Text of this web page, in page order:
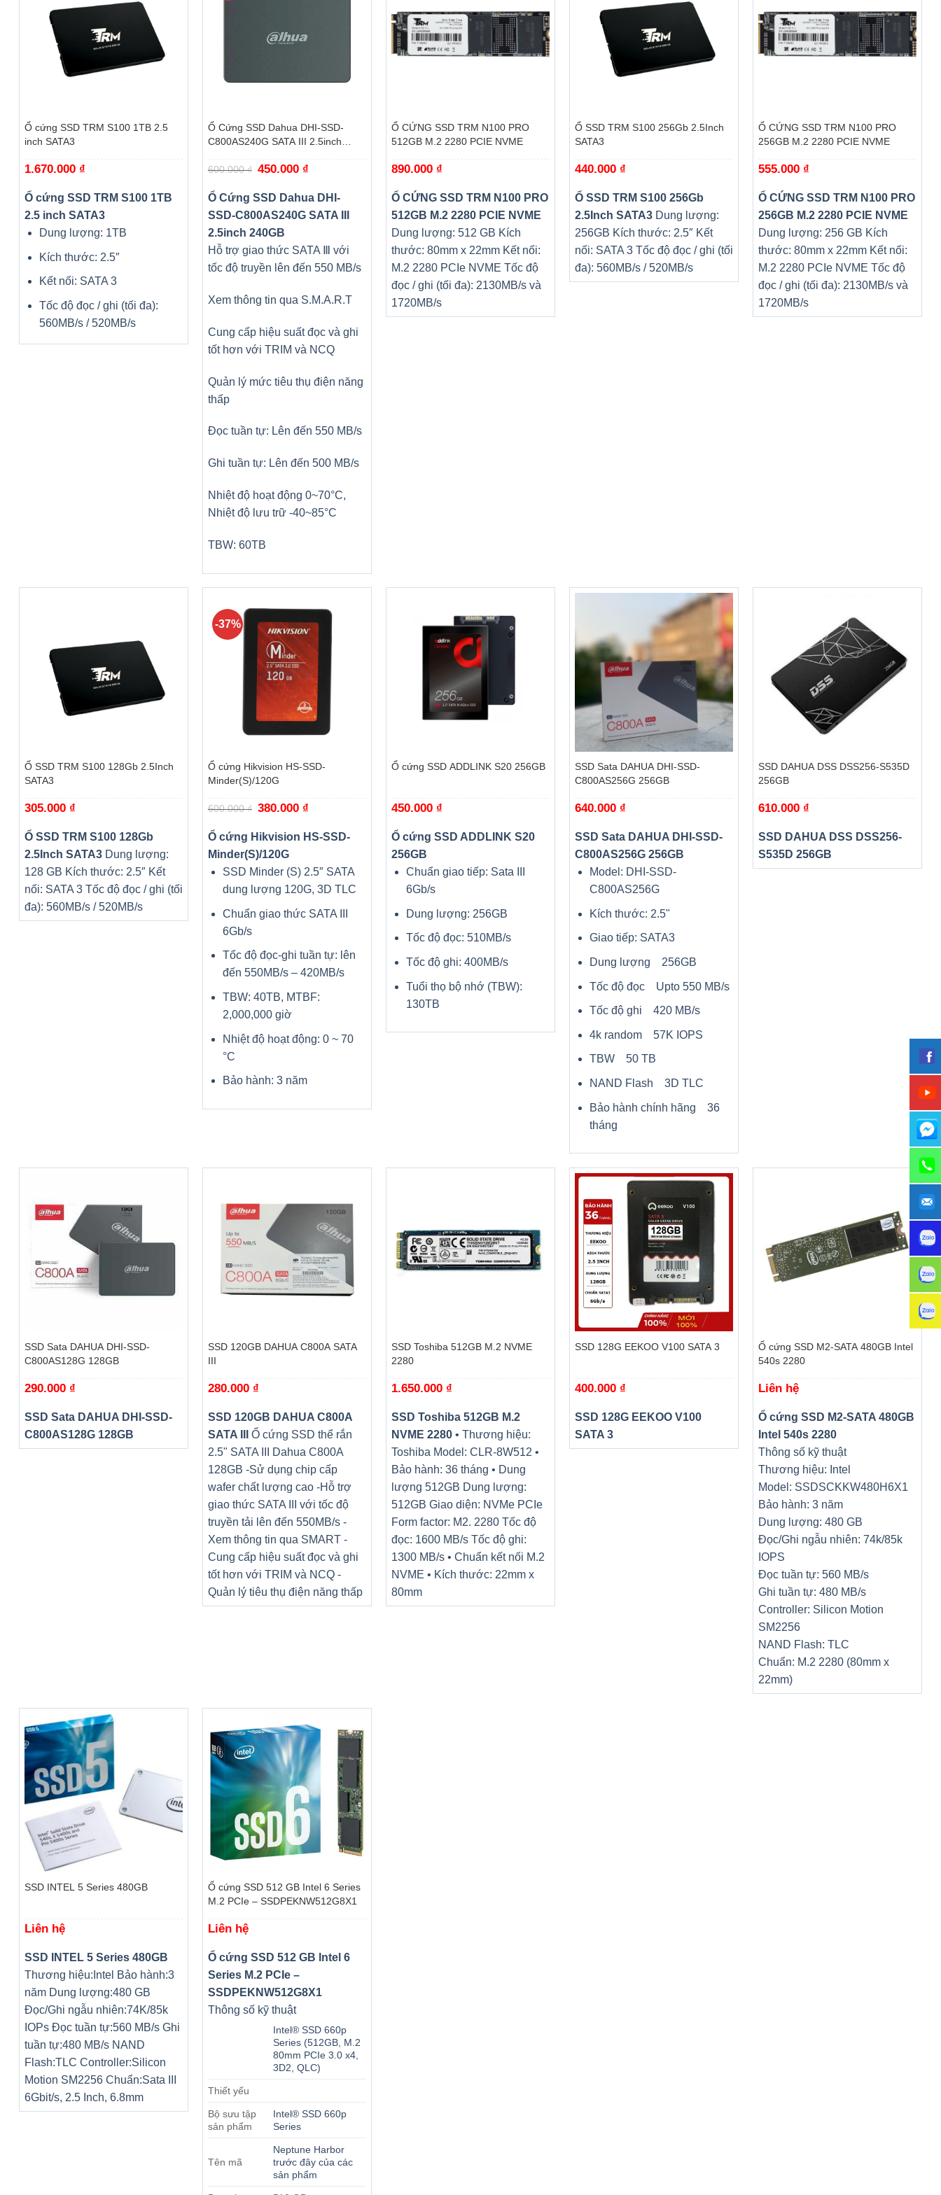
Ổ cứng SSD TRM S100 1TB 2.5
inch SATA3
1.670.000 ₫
Ổ cứng SSD TRM S100 1TB
2.5 inch SATA3
Dung lượng: 1TB
Kích thước: 2.5″
Kết nối: SATA 3
Tốc độ đọc / ghi (tối đa):
560MB/s / 520MB/s
Ổ Cứng SSD Dahua DHI-SSD-
C800AS240G SATA III 2.5inch
600.000₫ Giá
600.000 ₫.
450.000 ₫
là:
Ổ Cứng SSD Dahua DHI-
SSD-C800AS240G SATA III
2.5inch 240GB
Hỗ trợ giao thức SATA Ⅲ với
tốc độ truyền lên đến 550 MB/s
Xem thông tin qua S.M.A.R.T
Cung cấp hiệu suất đọc và ghi
tốt hơn với TRIM và NCQ
Quản lý mức tiêu thụ điện năng
thấp
Đọc tuần tự: Lên đến 550 MB/s
Ghi tuần tự: Lên đến 500 MB/s
Nhiệt độ hoạt động 0~70°C,
Nhiệt độ lưu trữ -40~85°C
TBW: 60TB
Ổ CỨNG SSD TRM N100 PRO
512GB M.2 2280 PCIE NVME
890.000 ₫
Ổ CỨNG SSD TRM N100 PRO
512GB M.2 2280 PCIE NVME
Dung lượng: 512 GB Kích
thước: 80mm x 22mm Kết nối:
M.2 2280 PCIe NVME Tốc độ
đọc / ghi (tối đa): 2130MB/s và
1720MB/s
Ổ SSD TRM S100 256Gb 2.5Inch
SATA3
440.000 ₫
Ổ SSD TRM S100 256Gb
2.5Inch SATA3Dung lượng:
256GB Kích thước: 2.5″ Kết
nối: SATA 3 Tốc độ đọc / ghi (tối
đa): 560MB/s / 520MB/s
Ổ CỨNG SSD TRM N100 PRO
256GB M.2 2280 PCIE NVME
555.000 ₫
Ổ CỨNG SSD TRM N100 PRO
256GB M.2 2280 PCIE NVME
Dung lượng: 256 GB Kích
thước: 80mm x 22mm Kết nối:
M.2 2280 PCIe NVME Tốc độ
đọc / ghi (tối đa): 2130MB/s và
1720MB/s
Ổ SSD TRM S100 128Gb 2.5Inch
SATA3
305.000 ₫
Ổ SSD TRM S100 128Gb
2.5Inch SATA3Dung lượng:
128 GB Kích thước: 2.5″ Kết
nối: SATA 3 Tốc độ đọc / ghi (tối
đa): 560MB/s / 520MB/s
-37%
Ổ cứng Hikvision HS-SSD-
Minder(S)/120G
600.000₫ Giá
600.000 ₫.
380.000 ₫
là:
Ổ cứng Hikvision HS-SSD-
Minder(S)/120G
SSD Minder (S) 2.5″ SATA
dung lượng 120G, 3D TLC
Chuẩn giao thức SATA III
6Gb/s
Tốc độ đọc-ghi tuần tự: lên
đến 550MB/s – 420MB/s
TBW: 40TB, MTBF:
2,000,000 giờ
Nhiệt độ hoạt động: 0 ~ 70
°C
Bảo hành: 3 năm
Ổ cứng SSD ADDLINK S20 256GB
450.000 ₫
Ổ cứng SSD ADDLINK S20
256GB
Chuẩn giao tiếp: Sata III
6Gb/s
Dung lượng: 256GB
Tốc độ đọc: 510MB/s
Tốc độ ghi: 400MB/s
Tuổi thọ bộ nhớ (TBW):
130TB
SSD Sata DAHUA DHI-SSD-
C800AS256G 256GB
640.000 ₫
SSD Sata DAHUA DHI-SSD-
C800AS256G 256GB
Model: DHI-SSD-
C800AS256G
Kích thước: 2.5"
Giao tiếp: SATA3
Dung lượng 256GB
Tốc độ đọc Upto 550 MB/s
Tốc độ ghi 420 MB/s
4k random 57K IOPS
TBW 50 TB
NAND Flash 3D TLC
Bảo hành chính hãng 36
tháng
SSD DAHUA DSS DSS256-S535D
256GB
610.000 ₫
SSD DAHUA DSS DSS256-
S535D 256GB
SSD Sata DAHUA DHI-SSD-
C800AS128G 128GB
290.000 ₫
SSD Sata DAHUA DHI-SSD-
C800AS128G 128GB
SSD 120GB DAHUA C800A SATA
III
280.000 ₫
SSD 120GB DAHUA C800A
SATA III
Ổ cứng SSD thể rắn
2.5" SATA III Dahua C800A
128GB -Sử dụng chip cấp
wafer chất lượng cao -Hỗ trợ
giao thức SATA III với tốc độ
truyền tải lên đến 550MB/s -
Xem thông tin qua SMART -
Cung cấp hiệu suất đọc và ghi
tốt hơn với TRIM và NCQ -
Quản lý tiêu thụ điện năng thấp
SSD Toshiba 512GB M.2 NVME
2280
1.650.000 ₫
SSD Toshiba 512GB M.2
NVME 2280• Thương hiệu:
Toshiba Model: CLR-8W512 •
Bảo hành: 36 tháng • Dung
lượng 512GB Dung lượng:
512GB Giao diện: NVMe PCIe
Form factor: M2. 2280 Tốc độ
đọc: 1600 MB/s Tốc độ ghi:
1300 MB/s • Chuẩn kết nối M.2
NVME • Kích thước: 22mm x
80mm
SSD 128G EEKOO V100 SATA 3
400.000 ₫
SSD 128G EEKOO V100
SATA 3
Ổ cứng SSD M2-SATA 480GB Intel
540s 2280
Liên hệ
Ổ cứng SSD M2-SATA 480GB
Intel 540s 2280
Thông số kỹ thuật
Thương hiệu: Intel
Model: SSDSCKKW480H6X1
Bảo hành: 3 năm
Dung lượng: 480 GB
Đọc/Ghi ngẫu nhiên: 74k/85k
IOPS
Đọc tuần tự: 560 MB/s
Ghi tuần tự: 480 MB/s
Controller: Silicon Motion
SM2256
NAND Flash: TLC
Chuẩn: M.2 2280 (80mm x
22mm)
+
SSD INTEL 5 Series 480GB
Liên hệ
SSD INTEL 5 Series 480GB
Thương hiệu: Intel Bảo hành:3
năm Dung lượng:480 GB
Đọc/Ghi ngẫu nhiên:74K/85k
IOPs Đọc tuần tự:560 MB/s Ghi
tuần tự:480 MB/s NAND
Flash:TLC Controller:Silicon
Motion SM2256 Chuẩn:Sata III
6Gbit/s, 2.5 Inch, 6.8mm
+
Ổ cứng SSD 512 GB Intel 6 Series
M.2 PCIe – SSDPEKNW512G8X1
Liên hệ
Ổ cứng SSD 512 GB Intel 6
Series M.2 PCIe –
SSDPEKNW512G8X1
Thông số kỹ thuật
Intel® SSD 660p
Series (512GB, M.2
80mm PCIe 3.0 x4,
3D2, QLC)
Thiết yếu
Bộ sưu tập
sản phẩm
Intel® SSD 660p
Series
Tên mã
Neptune Harbor
trước đây của các
sản phẩm